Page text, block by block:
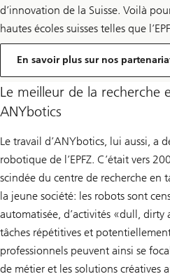
d’innovation de la Suisse. Voilà
hautes écoles suisses telles que
En savoir plus sur nos
Le meilleur de la recherche
ANYbotics
Le travail d’ANYbotics, lui aussi, a
robotique de l’EPFZ. C’était vers
scindée du centre de recherche en
la jeune société: les robots sont
automatisée, d’activités «dull, dirty
tâches répétitives et
professionnels peuvent ainsi se
de métier et les solutions créatives